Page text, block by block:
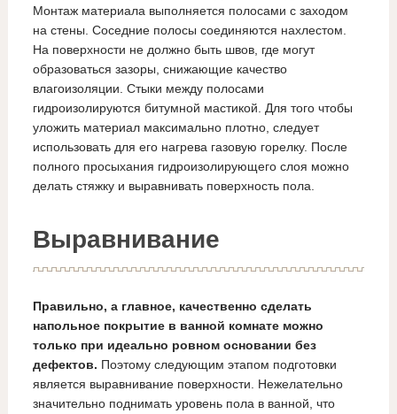
Монтаж материала выполняется полосами с заходом
на стены. Соседние полосы соединяются нахлестом.
На поверхности не должно быть швов, где могут
образоваться зазоры, снижающие качество
влагоизоляции. Стыки между полосами
гидроизолируются битумной мастикой. Для того чтобы
уложить материал максимально плотно, следует
использовать для его нагрева газовую горелку. После
полного просыхания гидроизолирующего слоя можно
делать стяжку и выравнивать поверхность пола.
Выравнивание
Правильно, а главное, качественно сделать
напольное покрытие в ванной комнате можно
только при идеально ровном основании без
дефектов. Поэтому следующим этапом подготовки
является выравнивание поверхности. Нежелательно
значительно поднимать уровень пола в ванной, что